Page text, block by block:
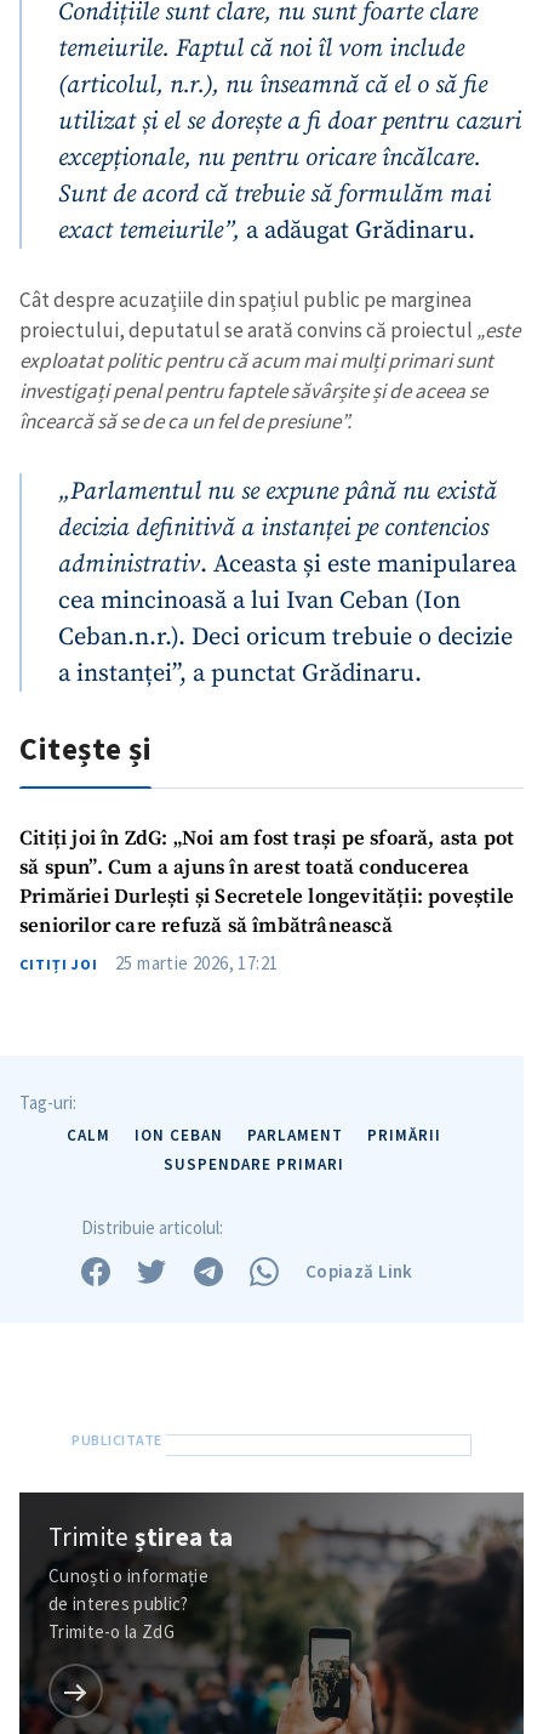
Condițiile sunt clare, nu sunt foarte clare
temeiurile. Faptul că noi îl vom include
(articolul, n.r.), nu înseamnă că el o să fie
utilizat și el se dorește a fi doar pentru cazuri
excepționale, nu pentru oricare încălcare.
Sunt de acord că trebuie să formulăm mai
exact temeiurile”, a adăugat Grădinaru.
Cât despre acuzațiile din spațiul public pe marginea
proiectului, deputatul se arată convins că proiectul „este
exploatat politic pentru că acum mai mulți primari sunt
investigați penal pentru faptele săvârșite și de aceea se
încearcă să se de ca un fel de presiune”.
„Parlamentul nu se expune până nu există
decizia definitivă a instanței pecontencios
administrativ. Aceasta și este manipularea
cea mincinoasă a lui Ivan Ceban (Ion
Ceban.n.r.). Deci oricum trebuie o decizie
a instanței”, a punctat Grădinaru.
Citește și
Citiți joi în ZdG: „Noi am fost trași pe sfoară, asta pot
să spun”. Cum a ajuns în arest toată conducerea
Primăriei Durlești și Secretele longevității: poveștile
seniorilor care refuză să îmbătrânească
CITIȚI JOI 25 martie 2026, 17:21
Tag-uri:
CALM ION CEBAN PARLAMENT
PRIMĂRII
SUSPENDARE PRIMARI
Distribuie articolul:
Copiază Link
Trimiteștirea ta
Cunoști o informație
de interes public?
Trimite-o la ZdG